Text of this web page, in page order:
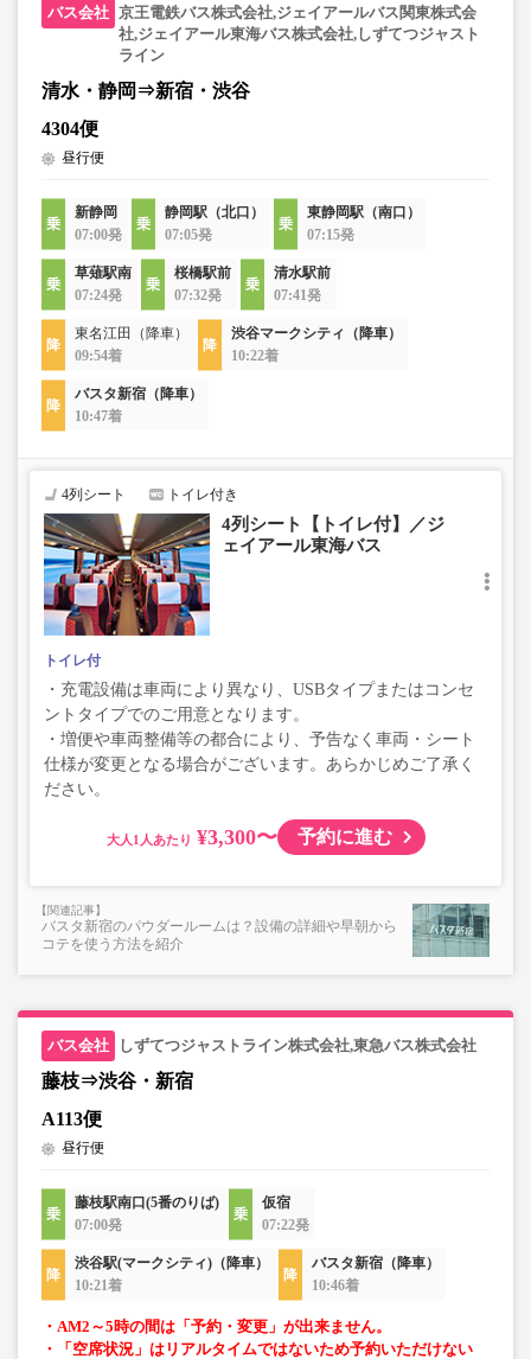
京王電鉄バス株式会社,ジェイアールバス関東株式会
社,ジェイアール東海バス株式会社,しずてつジャスト
ライン
清水・静岡⇒新宿・渋谷
4304便
昼行便
新静岡
07:00発
静岡駅（北口）
07:05発
東静岡駅（南口）
07:15発
草薙駅南
07:24発
桜橋駅前
07:32発
清水駅前
07:41発
東名江田（降車）
09:54着
渋谷マークシティ（降車）
10:22着
バスタ新宿（降車）
10:47着
4列シート トイレ付き
4列シート【トイレ付】／ジ
ェイアール東海バス
トイレ付
・充電設備は車両により異なり、USBタイプまたはコンセ
ントタイプでのご用意となります。
・増便や車両整備等の都合により、予告なく車両・シート
仕様が変更となる場合がございます。あらかじめご了承く
ださい。
大人 ¥3,300〜 予約に進む
バスタ新宿のパウダールームは？設備の詳細や早朝から
コテを使う方法を紹介
しずてつジャストライン株式会社,東急バス株式会社
藤枝⇒渋谷・新宿
A113便
昼行便
藤枝駅南口(5番のりば)
07:00発
仮宿
07:22発
渋谷駅(マークシティ)（降車）
10:21着
バスタ新宿（降車）
10:46着
・AM2～5時の間は「予約・変更」が出来ません。
・「空席状況」はリアルタイムではないため予約いただけない